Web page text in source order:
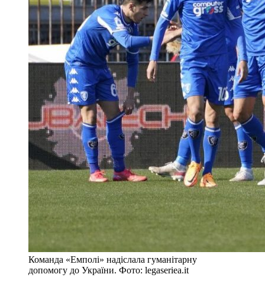
Команда «Емполі» надіслала гуманітарну
допомогу до України. Фото: legaseriea.it